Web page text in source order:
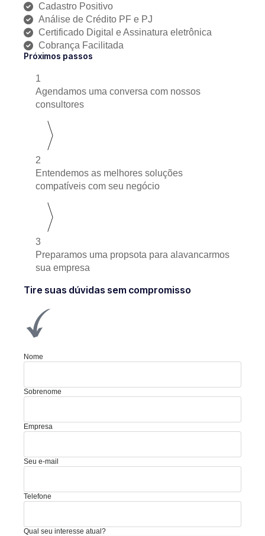
Cadastro Positivo
Análise de Crédito PF e PJ
Certificado Digital e Assinatura eletrônica
Cobrança Facilitada
Próximos passos
1
Agendamos uma conversa com nossos
consultores
2
Entendemos as melhores soluções
compatíveis com seu negócio
3
Preparamos uma propsota para alavancarmos
sua empresa
Tire suas dúvidas sem compromisso
Nome
Sobrenome
Empresa
Seu e-mail
Telefone
Qual seu interesse atual?